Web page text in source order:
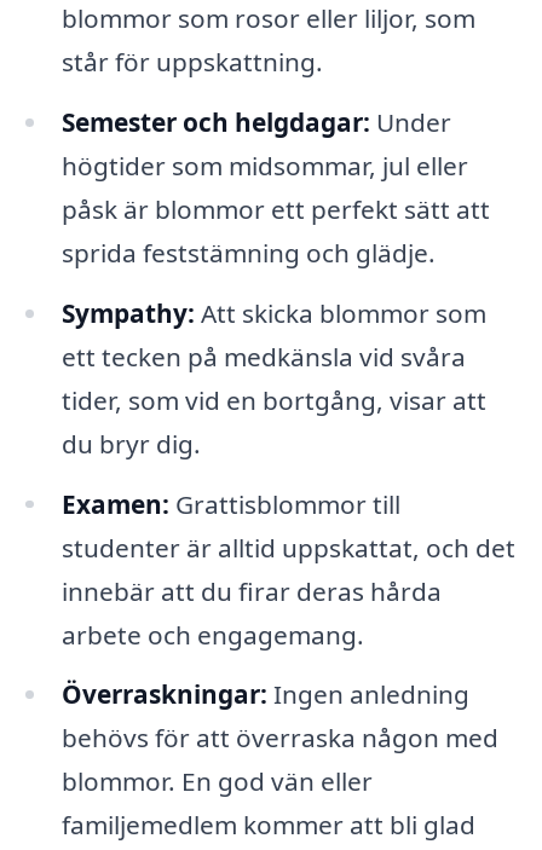
blommor som rosor eller liljor, som
står för uppskattning.
Semester och helgdagar: Under
högtider som midsommar, jul eller
påsk är blommor ett perfekt sätt att
sprida feststämning och glädje.
Sympathy: Att skicka blommor som
ett tecken på medkänsla vid svåra
tider, som vid en bortgång, visar att
du bryr dig.
Examen: Grattisblommor till
studenter är alltid uppskattat, och det
innebär att du firar deras hårda
arbete och engagemang.
Överraskningar: Ingen anledning
behövs för att överraska någon med
blommor. En god vän eller
familjemedlem kommer att bli glad